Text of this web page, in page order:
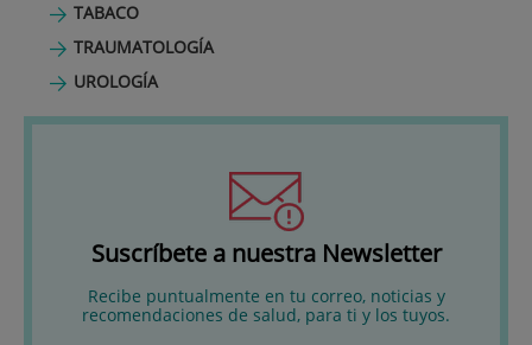
TABACO
TRAUMATOLOGÍA
UROLOGÍA
Suscríbete a nuestra Newsletter
Recibe puntualmente en tu correo, noticias y
recomendaciones de salud, para ti y los tuyos.